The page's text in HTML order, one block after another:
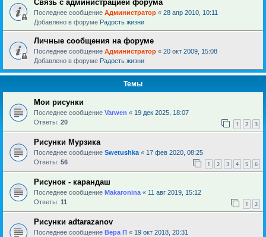
Связь с администрацией форума
Последнее сообщение Администратор « 28 апр 2010, 10:11
Добавлено в форуме Радость жизни
Личные сообщения на форуме
Последнее сообщение Администратор « 20 окт 2009, 15:08
Добавлено в форуме Радость жизни
Темы
Мои рисунки
Последнее сообщение Varwen « 19 дек 2025, 18:07
Ответы: 20 1 2 3
Рисунки Мурзика
Последнее сообщение Swetushka « 17 фев 2020, 08:25
Ответы: 56 1 2 3 4 5 6
Рисунок - карандаш
Последнее сообщение Makaronina « 11 авг 2019, 15:12
Ответы: 11 1 2
Рисунки adtarazanov
Последнее сообщение Вера П « 19 окт 2018, 20:31